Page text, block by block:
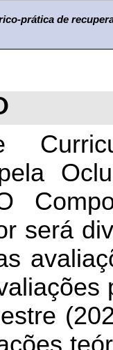
prática de
será
(